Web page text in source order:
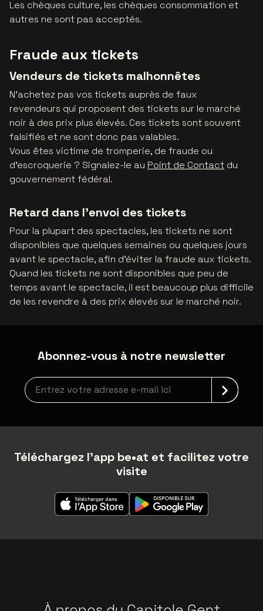
Les chèques culture, les chèques consommation et
autres ne sont pas acceptés.
Fraude aux tickets
Vendeurs de tickets malhonnêtes
N'achetez pas vos tickets auprès de faux
revendeurs qui proposent des tickets sur le marché
noir à des prix plus élevés. Ces tickets sont souvent
falsifiés et ne sont donc pas valables.
Vous êtes victime de tromperie, de fraude ou
d'escroquerie ? Signalez-le au Point de Contact du
gouvernement fédéral.
Retard dans l'envoi des tickets
Pour la plupart des spectacles, les tickets ne sont
disponibles que quelques semaines ou quelques jours
avant le spectacle, afin d'éviter la fraude aux tickets.
Quand les tickets ne sont disponibles que peu de
temps avant le spectacle, il est beaucoup plus difficile
de les revendre à des prix élevés sur le marché noir.
Abonnez-vous à notre newsletter
Inscription à la newsletter
Téléchargez l'app be•at et facilitez votre
visite